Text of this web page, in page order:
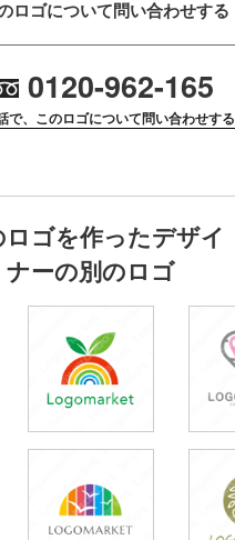
ロゴについて問い合わせする
0120-962-165
で、このロゴについて問い合わせする
ロゴを作ったデザイ
ナーの別のロゴ